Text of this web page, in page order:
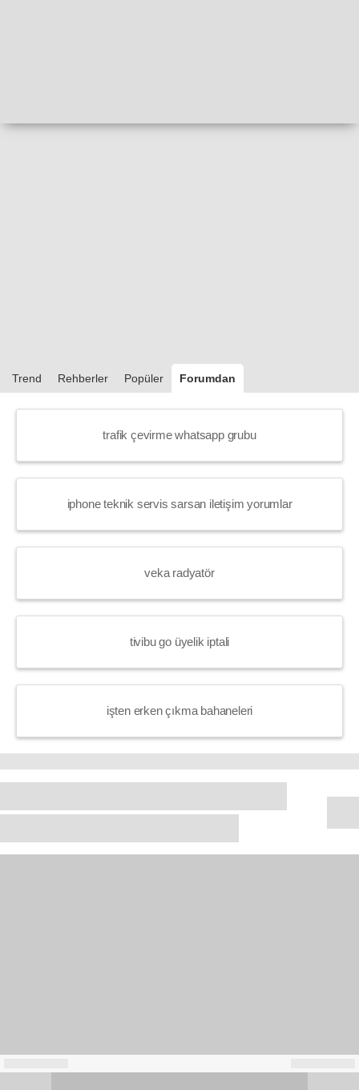
Trend Rehberler Popüler Forumdan
trafik çevirme whatsapp grubu
iphone teknik servis sarsan iletişim yorumlar
veka radyatör
tivibu go üyelik iptali
işten erken çıkma bahaneleri